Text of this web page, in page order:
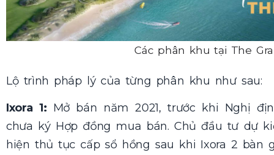
Các phân khu tại The
Lộ trình pháp lý của từng phân khu như sau:
Ixora 1: Mở bán năm 2021, trước khi Nghị
chưa ký Hợp đồng mua bán. Chủ đầu tư dự
hiện thủ tục cấp sổ hồng sau khi Ixora 2 bàn